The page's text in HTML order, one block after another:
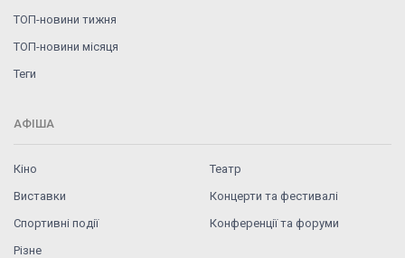
ТОП-новини тижня
ТОП-новини місяця
Теги
АФІША
Кіно
Театр
Виставки
Концерти та фестивалі
Спортивні події
Конференції та форуми
Різне